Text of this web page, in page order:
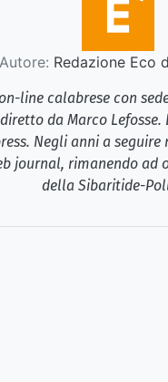
Autore: Redazione Eco
line calabrese con
da Marco
Negli anni a
journal, rimanendo
della Sibaritide-